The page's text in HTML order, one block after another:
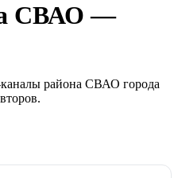
СВАО —
района СВАО города